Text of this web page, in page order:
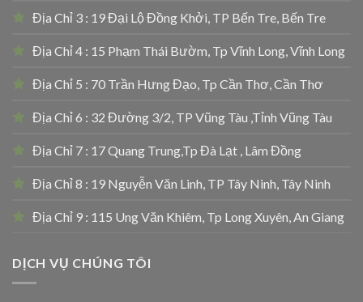
Địa Chỉ 3 : 19 Đại Lộ Đồng Khởi, TP Bến Tre, Bến Tre
Địa Chỉ 4 : 15 Phạm Thái Bườm, Tp Vĩnh Long, Vĩnh Long
Địa Chỉ 5 : 70 Trần Hưng Đạo, Tp Cần Thơ, Cần Thơ
Địa Chỉ 6 : 32 Đường 3/2, TP Vũng Tàu ,Tỉnh Vũng Tàu
Địa Chỉ 7 : 17 Quang Trung,Tp Đà Lạt , Lâm Đồng
Địa Chỉ 8 : 19 Nguyễn Văn Linh, TP Tây Ninh, Tây Ninh
Địa Chỉ 9 : 115 Ung Văn Khiêm, Tp Long Xuyên, An Giang
DỊCH VỤ CHÚNG TÔI